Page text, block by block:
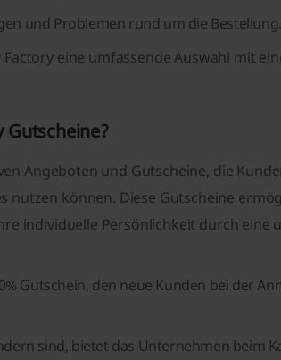
und Problemen rund um die Bestellung.
eine umfassende Auswahl mit
Gutscheine?
Angeboten und Gutscheine, die
nutzen können. Diese Gutscheine
individuelle Persönlichkeit durch eine
Gutschein, den neue Kunden bei der
sind, bietet das Unternehmen beim